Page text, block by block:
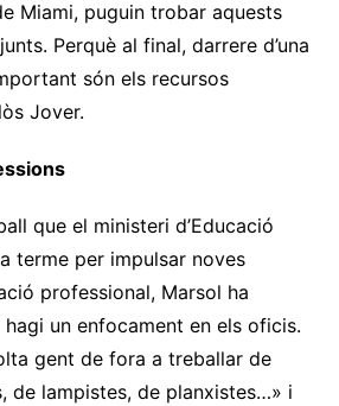
Miami, puguin trobar aquests
Perquè al final, darrere d’una
són els recursos
Jover.
que el ministeri d’Educació
terme per impulsar noves
professional, Marsol ha
un enfocament en els oficis.
gent de fora a treballar de
de lampistes, de planxistes…» i